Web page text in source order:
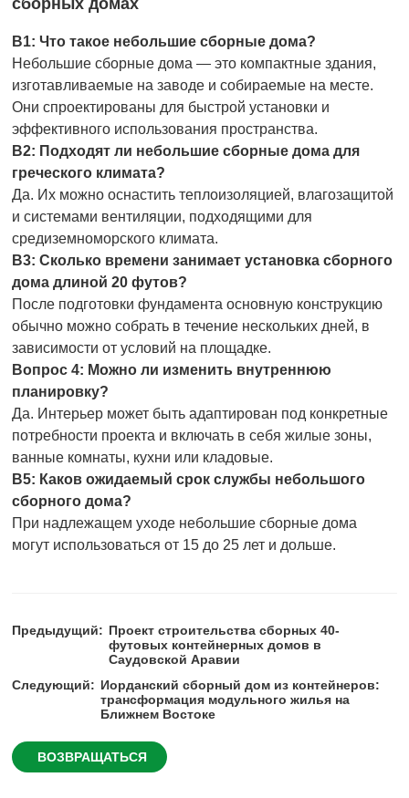
сборных домах
В1: Что такое небольшие сборные дома?
Небольшие сборные дома — это компактные здания,
изготавливаемые на заводе и собираемые на месте.
Они спроектированы для быстрой установки и
эффективного использования пространства.
В2: Подходят ли небольшие сборные дома для
греческого климата?
Да. Их можно оснастить теплоизоляцией, влагозащитой
и системами вентиляции, подходящими для
средиземноморского климата.
В3: Сколько времени занимает установка сборного
дома длиной 20 футов?
После подготовки фундамента основную конструкцию
обычно можно собрать в течение нескольких дней, в
зависимости от условий на площадке.
Вопрос 4: Можно ли изменить внутреннюю
планировку?
Да. Интерьер может быть адаптирован под конкретные
потребности проекта и включать в себя жилые зоны,
ванные комнаты, кухни или кладовые.
В5: Каков ожидаемый срок службы небольшого
сборного дома?
При надлежащем уходе небольшие сборные дома
могут использоваться от 15 до 25 лет и дольше.
Предыдущий: Проект строительства сборных 40-
футовых контейнерных домов в
Саудовской Аравии
Следующий: Иорданский сборный дом из контейнеров:
трансформация модульного жилья на
Ближнем Востоке
ВОЗВРАЩАТЬСЯ